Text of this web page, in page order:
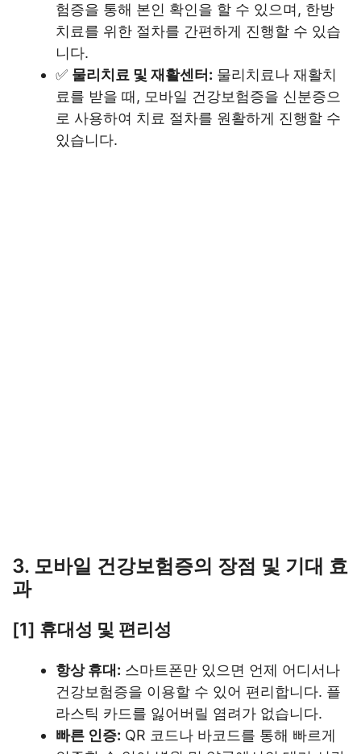
험증을 통해 본인 확인을 할 수 있으며, 한방
치료를 위한 절차를 간편하게 진행할 수 있습
니다.
✅ 물리치료 및 재활센터: 물리치료나 재활치
료를 받을 때, 모바일 건강보험증을 신분증으
로 사용하여 치료 절차를 원활하게 진행할 수
있습니다.
3. 모바일 건강보험증의 장점 및 기대 효
과
[1] 휴대성 및 편리성
항상 휴대: 스마트폰만 있으면 언제 어디서나
건강보험증을 이용할 수 있어 편리합니다. 플
라스틱 카드를 잃어버릴 염려가 없습니다.
빠른 인증: QR 코드나 바코드를 통해 빠르게